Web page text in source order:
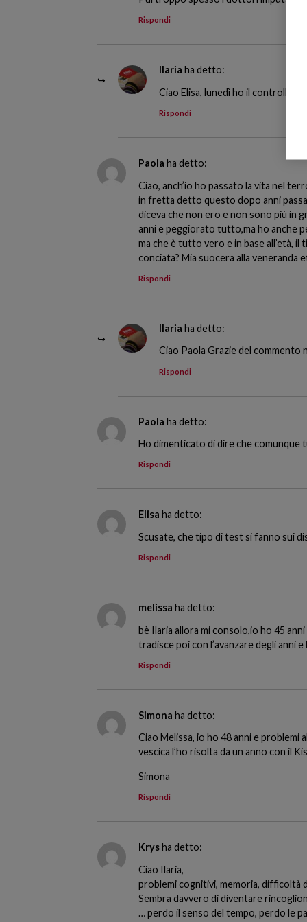
Rispondi
Ilaria ha detto:
Ciao Elisa, lunedì ho il controllo
Rispondi
Paola ha detto:
Ciao, anch’io ho passato la vita nel
in fretta detto questo dopo anni
diceva che non ero e non sono più in
anni e peggiorato tutto,ma ho anche
ma che è tutto vero e in base all’età,
conciata? Mia suocera alla veneranda
Rispondi
Ilaria ha detto:
Ciao Paola Grazie del
Rispondi
Paola ha detto:
Ho dimenticato di dire che comunque
Rispondi
Elisa ha detto:
Scusate, che tipo di test si fanno sui
Rispondi
melissa ha detto:
bè Ilaria allora mi consolo,io ho 45
tradisce poi con l’avanzare degli anni
Rispondi
Simona ha detto:
Ciao Melissa, io ho 48 anni e problemi
vescica l’ho risolta da un anno con il
Simona
Rispondi
Krysha detto:
Ciao Ilaria,
problemi cognitivi, memoria, difficoltà
Sembra davvero di diventare
… perdo il senso del tempo, perdo le